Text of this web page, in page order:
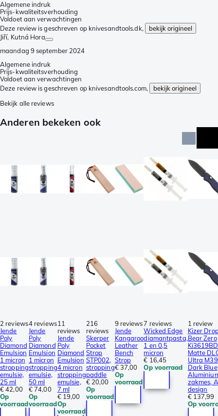
Algemene indruk
Prijs-kwaliteitsverhouding
Voldoet aan verwachtingen
Deze review is geschreven op knivesandtools.dk,
bekijk origineel
Jiří, Kutná Hora
maandag 9 september 2024
Algemene indruk
Prijs-kwaliteitsverhouding
Voldoet aan verwachtingen
Deze review is geschreven op knivesandtools.com,
bekijk origineel
Bekijk alle reviews
Anderen bekeken ook
2 reviews
Jende
Poly
Diamond
Emulsion
1 micron
stropping
emulsie,
25 ml
€ 42,00
Op
voorraad
4 reviews
Jende
Poly
Diamond
Emulsion
1 micron
stropping
emulsie,
50 ml
€ 74,00
Op
voorraad
11
reviews
Jende
Poly
Diamond
Emulsion
4 micron
stropping
emulsie,
7 ml
€ 19,00
Op
voorraad
216
reviews
Skerper
Pocket
Strop
STP002,
stropping
paddle
€ 20,00
Op
voorraad
9 reviews
Jende
Kangaroo
Leather
Bench
Strop
€ 37,00
Op
voorraad
7 reviews
Wicked Edge
diamantpasta,
1 en 0,5
micron
€ 16,45
Op voorraad
1 review
Kizer
Bear Zero
Matte
Ultra
Dark Blue
zakmes,
design
€ 137,99
Op